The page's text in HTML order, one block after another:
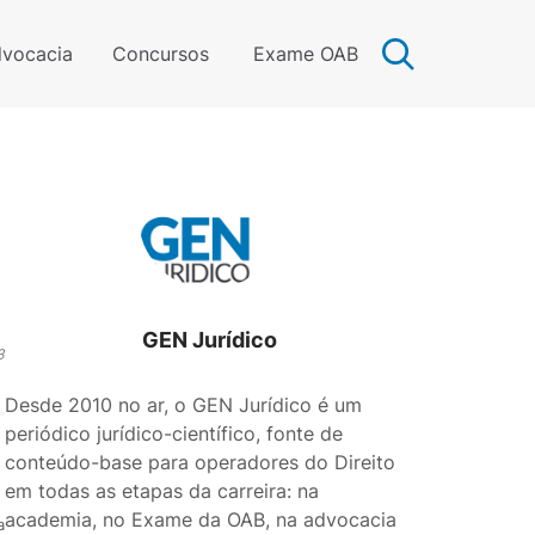
Concursos Exame OAB
GEN Jurídico
Desde 2010 no ar, o GEN Jurídico é um
periódico jurídico-científico, fonte de
conteúdo-base para operadores do Direito
em todas as etapas da carreira: na
academia, no Exame da OAB, na advocacia